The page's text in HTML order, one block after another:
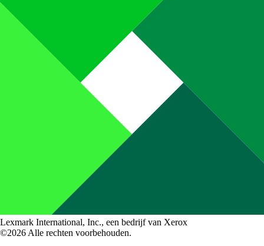
Lexmark International, Inc., een bedrijf van Xerox
©2026 Alle rechten voorbehouden.